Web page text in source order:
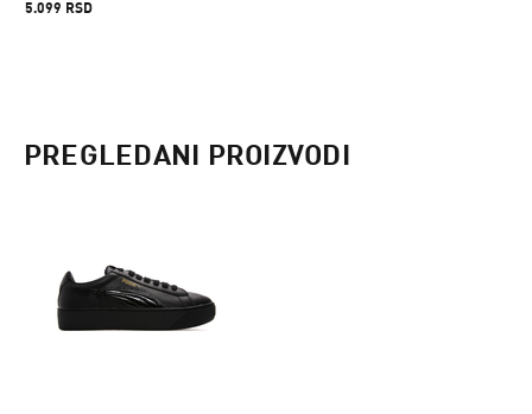
5.099 RSD
PREGLEDANI PROIZVODI